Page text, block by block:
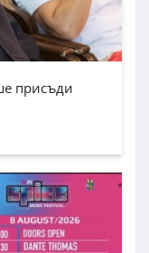
присъди